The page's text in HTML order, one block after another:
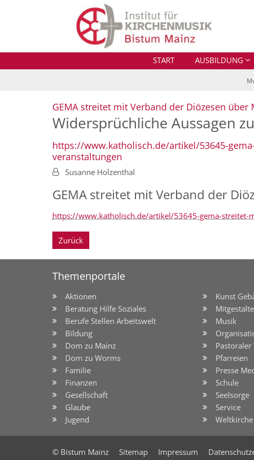
START AUSBILDUNG
GEMA streitet mit Verband der Diözesen über
Widersprüchliche Aussagen
https://www.katholisch.de/artikel/53645-
veranstaltungen
Von:Susanne Holzenthal
GEMA streitet mit Verband der
https://www.katholisch.de/artikel/53645-gema-streitet-
Zurück
Themenportale
Aktionen
Beratung Hilfe Soziales
Berufe Stellen Arbeitswelt
Bildung
Dom zu Mainz
Dom zu Worms
Familie
Finanzen
Gesellschaft
Glaube
Jugend
Kunst
Musik
Pastoraler
Pfarreien
Presse
Schule
Seelsorge
Service
Weltkirche
© Bistum Mainz Sitemap Impressum